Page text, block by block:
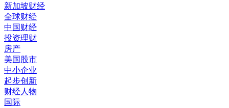
新加坡财经
全球财经
中国财经
投资理财
房产
美国股市
中小企业
起步创新
财经人物
国际